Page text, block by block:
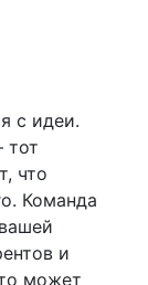
с идеи.
тот
что
Команда
и
может